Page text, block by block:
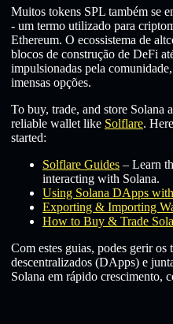
Muitos tokens SPL também se
- um termo utilizado para
Ethereum. O ecossistema de
blocos de construção de DeFi
impulsionadas pela
imensas opções.
To buy, trade, and store Solana
reliable wallet like Solflare.
started:
Solflare Guides – Learn
interacting with Solana.
Using Solana DApps
Exporting & Importing
How to Buy & Trade
Com estes guias, podes gerir
descentralizados (DApps) e
Solana em rápido crescimento,